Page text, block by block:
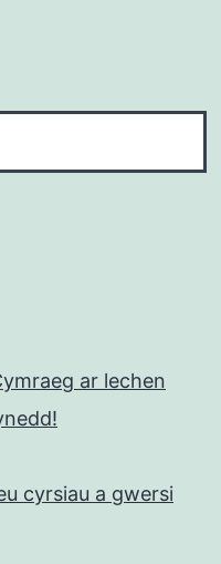
ar lechen
cyrsiau a gwersi